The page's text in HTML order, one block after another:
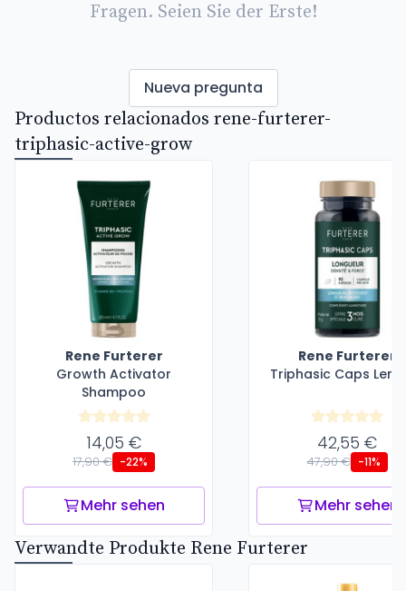
Fragen. Seien Sie der Erste!
Nueva pregunta
Productos relacionados rene-furterer-
triphasic-active-grow
Rene Furterer
Growth Activator
Shampoo
14,05 €
17,90 € -22%
Mehr sehen
Rene Furterer
Triphasic Caps
42,55 €
47,90 € -11%
Mehr sehen
Verwandte Produkte Rene Furterer